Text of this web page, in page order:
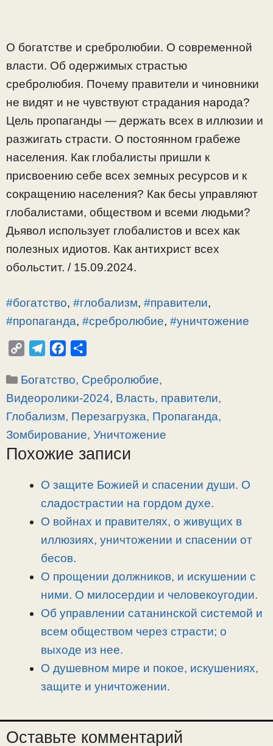
О богатстве и сребролюбии. О современной
власти. Об одержимых страстью
сребролюбия. Почему правители и чиновники
не видят и не чувствуют страдания народа?
Цель пропаганды — держать всех в иллюзии и
разжигать страсти. О постоянном грабеже
населения. Как глобалисты пришли к
присвоению себе всех земных ресурсов и к
сокращению населения? Как бесы управляют
глобалистами, обществом и всеми людьми?
Дьявол использует глобалистов и всех как
полезных идиотов. Как антихрист всех
обольстит. / 15.09.2024.
#богатство, #глобализм, #правители,
#пропаганда, #сребролюбие, #уничтожение
p
y
L
k
l
e
m
c
e
k
п
р
и
т
Рубрики
Богатство, Сребролюбие,
Видеоролики-2024, Власть, правители,
Глобализм, Перезагрузка, Пропаганда,
Зомбирование, Уничтожение
Похожие записи
О защите Божией и спасении души. О
сладострастии на гордом духе.
О войнах и правителях, о живущих в
иллюзиях, уничтожении и спасении от
бесов.
О прощении должников, и искушении с
ними. О милосердии и человекоугодии.
Об управлении сатанинской системой и
всем обществом через страсти; о
выходе из нее.
О душевном мире и покое, искушениях,
защите и уничтожении.
Оставьте комментарий